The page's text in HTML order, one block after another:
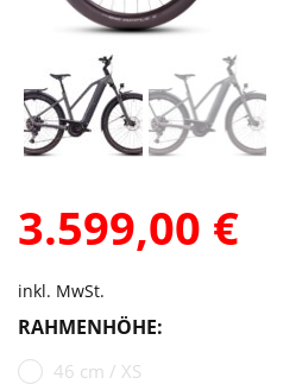
3.599,00 €
inkl. MwSt.
RAHMENHÖHE:
46 cm / XS